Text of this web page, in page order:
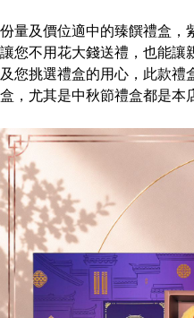
份量及價位適中的臻饌禮盒，
讓您不用花大錢送禮，也能讓
及您挑選禮盒的用心，此款禮
盒，尤其是中秋節禮盒都是本